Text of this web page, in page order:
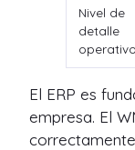
Nivel de
detalle
operativo
El ERP es
empresa. El